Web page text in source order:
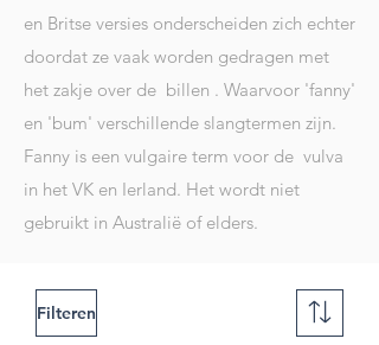
en Britse versies onderscheiden zich echter
doordat ze vaak worden gedragen met
het zakje over de billen . Waarvoor 'fanny'
en 'bum' verschillende slangtermen zijn.
Fanny is een vulgaire term voor de vulva
in het VK en Ierland. Het wordt niet
gebruikt in Australië of elders.
Filteren